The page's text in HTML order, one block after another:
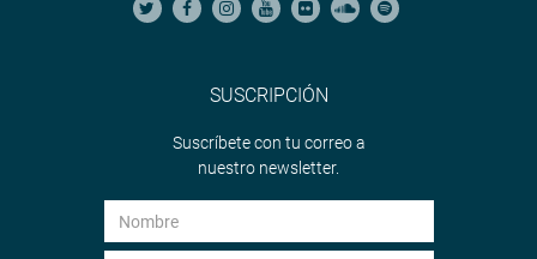
SUSCRIPCIÓN
Suscríbete con tu correo a
nuestro newsletter.